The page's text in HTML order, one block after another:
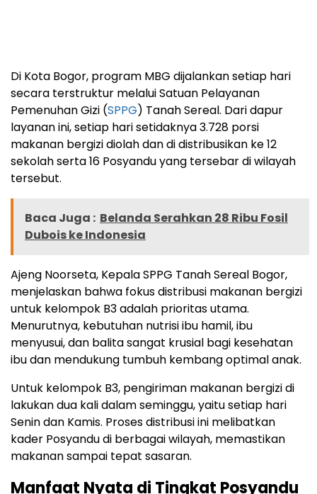
Di Kota Bogor, program MBG dijalankan setiap hari
secara terstruktur melalui Satuan Pelayanan
Pemenuhan Gizi (SPPG) Tanah Sereal. Dari dapur
layanan ini, setiap hari setidaknya 3.728 porsi
makanan bergizi diolah dan di distribusikan ke 12
sekolah serta 16 Posyandu yang tersebar di wilayah
tersebut.
Baca Juga : Belanda Serahkan 28 Ribu Fosil
Dubois ke Indonesia
Ajeng Noorseta, Kepala SPPG Tanah Sereal Bogor,
menjelaskan bahwa fokus distribusi makanan bergizi
untuk kelompok B3 adalah prioritas utama.
Menurutnya, kebutuhan nutrisi ibu hamil, ibu
menyusui, dan balita sangat krusial bagi kesehatan
ibu dan mendukung tumbuh kembang optimal anak.
Untuk kelompok B3, pengiriman makanan bergizi di
lakukan dua kali dalam seminggu, yaitu setiap hari
Senin dan Kamis. Proses distribusi ini melibatkan
kader Posyandu di berbagai wilayah, memastikan
makanan sampai tepat sasaran.
Manfaat Nyata di Tingkat Posyandu